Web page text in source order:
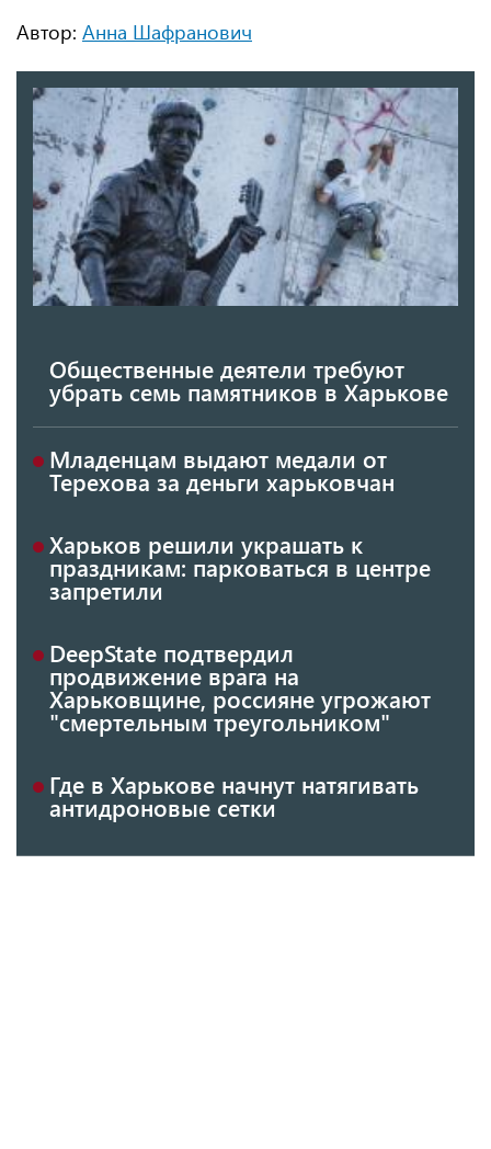
Автор: Анна Шафранович
Общественные деятели требуют
убрать семь памятников в Харькове
Младенцам выдают медали от
Терехова за деньги харьковчан
Харьков решили украшать к
праздникам: парковаться в центре
запретили
DeepState подтвердил
продвижение врага на
Харьковщине, россияне угрожают
"смертельным треугольником"
Где в Харькове начнут натягивать
антидроновые сетки